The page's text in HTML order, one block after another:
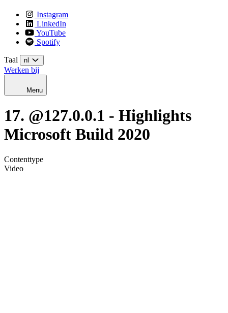
Instagram
LinkedIn
YouTube
Spotify
Taal nl
Werken bij
Menu
17. @127.0.0.1 - Highlights
Microsoft Build 2020
Contenttype
Video